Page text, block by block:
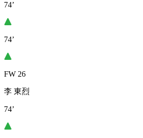
74’
74’
FW 26
李 東烈
74’